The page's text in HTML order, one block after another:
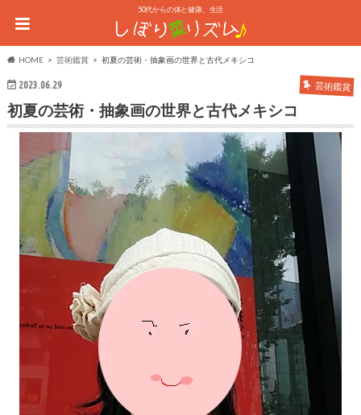
50代からの体と健康、生活
HOME 芸術鑑賞 初夏の芸術・抽象画の世界と古代メキシコ
2023.06.29 芸術鑑賞
初夏の芸術・抽象画の世界と古代メキシコ